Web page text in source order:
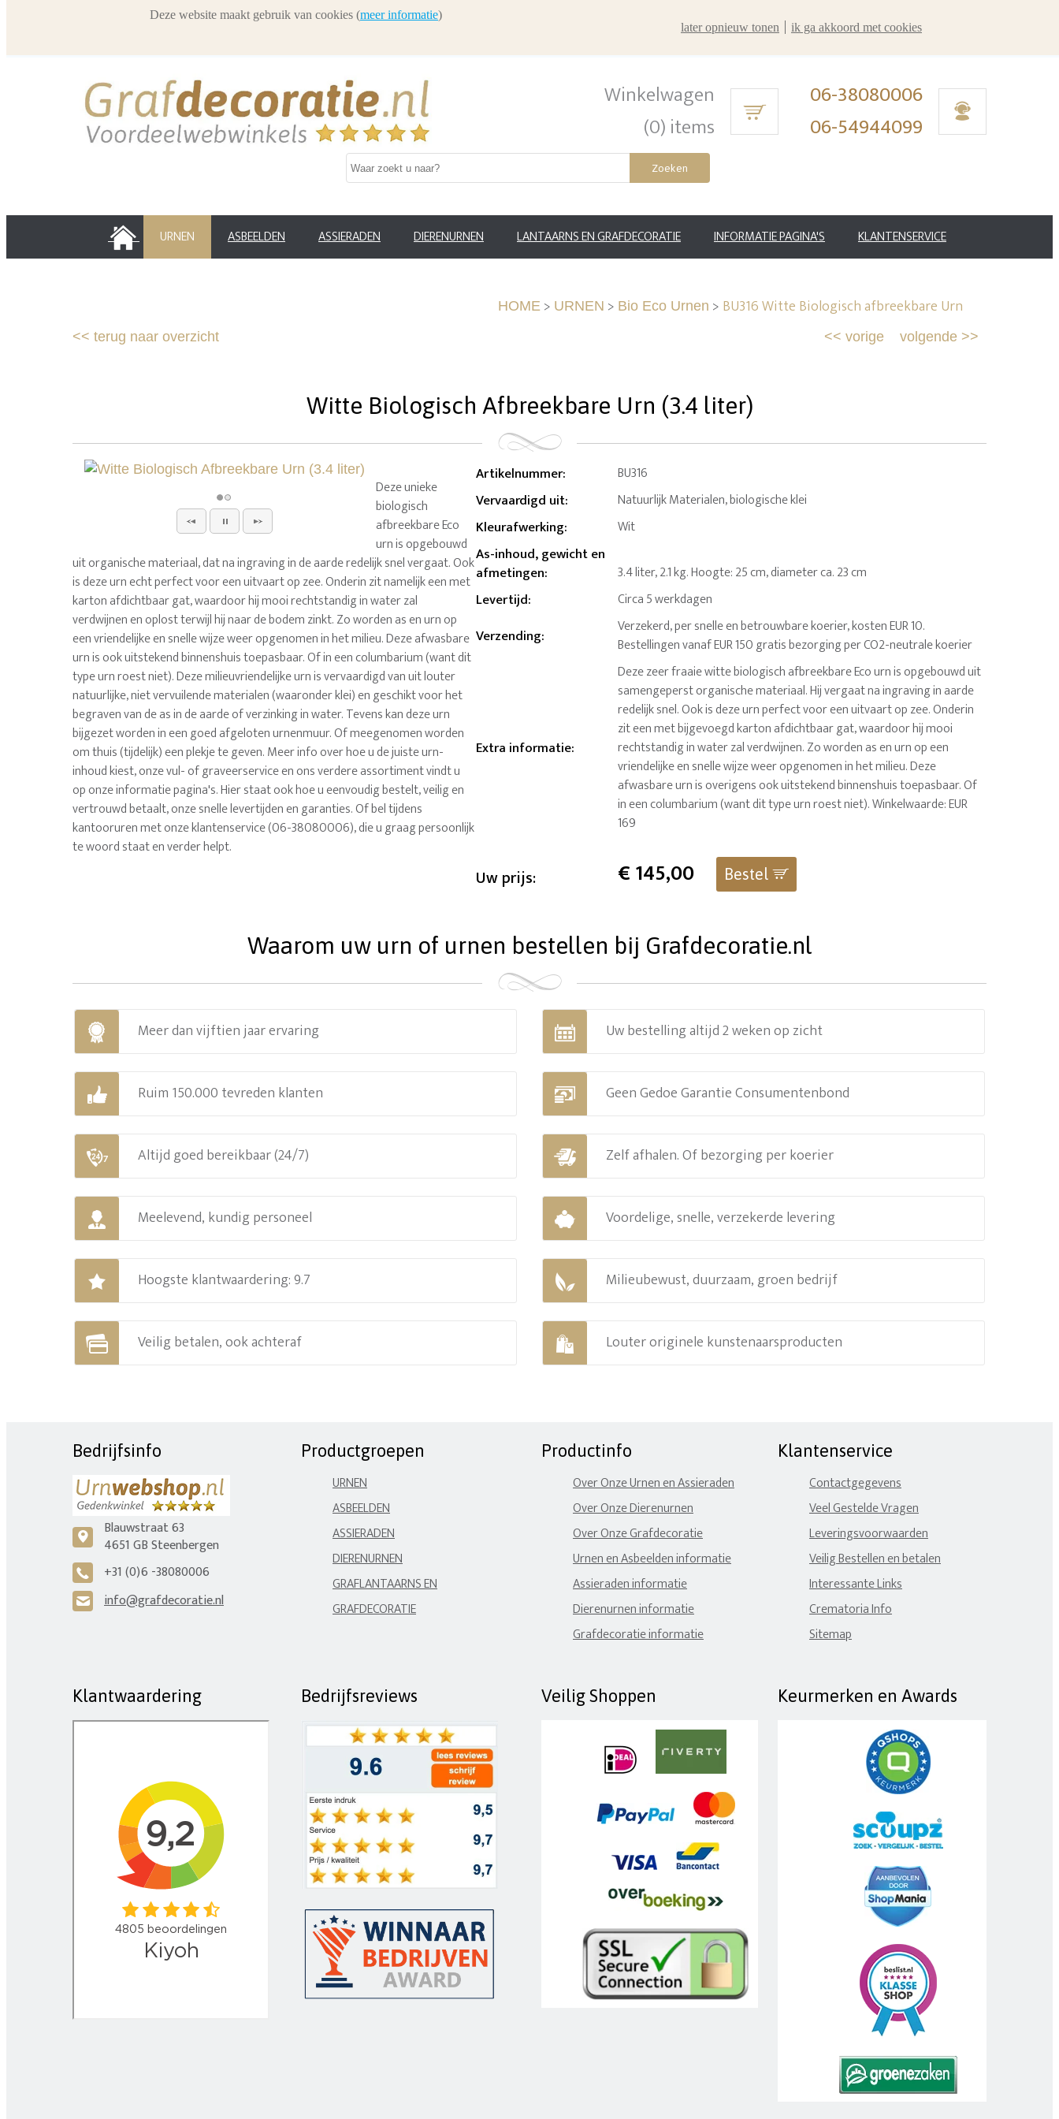
Winkelwagen
(0) items
06-38080006
06-54944099
Zoeken
HOME URNEN ASBEELDEN ASSIERADEN DIERENURNEN LANTAARNS EN GRAFDECORATIE INFORMATIE PAGINA'S KLANTENSERVICE
HOME > URNEN > Bio Eco Urnen > BU316 Witte Biologisch afbreekbare Urn
<< terug naar overzicht volgende >>
<< vorige
Witte Biologisch Afbreekbare Urn (3.4 liter)
Artikelnummer: BU316
Vervaardigd uit: Natuurlijk Materialen, biologische klei
Kleurafwerking: Wit
As-inhoud, gewicht en
afmetingen: 3.4 liter, 2.1 kg. Hoogte: 25 cm, diameter ca. 23 cm
Levertijd: Circa 5 werkdagen
Verzending:
Verzekerd, per snelle en betrouwbare koerier, kosten EUR 10.
Bestellingen vanaf EUR 150 gratis bezorging per CO2-neutrale koerier
Extra informatie:
Deze zeer fraaie witte biologisch afbreekbare Eco urn is opgebouwd uit
samengeperst organische materiaal. Hij vergaat na ingraving in aarde
redelijk snel. Ook is deze urn perfect voor een uitvaart op zee. Onderin
zit een met bijgevoegd karton afdichtbaar gat, waardoor hij mooi
rechtstandig in water zal verdwijnen. Zo worden as en urn op een
vriendelijke en snelle wijze weer opgenomen in het milieu. Deze
afwasbare urn is overigens ook uitstekend binnenshuis toepasbaar. Of
in een columbarium (want dit type urn roest niet). Winkelwaarde: EUR
169
Uw prijs: €145,00 Bestel
Deze unieke
biologisch
afbreekbare Eco
urn is opgebouwd
uit organische materiaal, dat na ingraving in de aarde redelijk snel vergaat. Ook
is deze urn echt perfect voor een uitvaart op zee. Onderin zit namelijk een met
karton afdichtbaar gat, waardoor hij mooi rechtstandig in water zal
verdwijnen en oplost terwijl hij naar de bodem zinkt. Zo worden as en urn op
een vriendelijke en snelle wijze weer opgenomen in het milieu. Deze afwasbare
urn is ook uitstekend binnenshuis toepasbaar. Of in een columbarium (want dit
type urn roest niet). Deze milieuvriendelijke urn is vervaardigd van uit louter
natuurlijke, niet vervuilende materialen (waaronder klei) en geschikt voor het
begraven van de as in de aarde of verzinking in water. Tevens kan deze urn
bijgezet worden in een goed afgeloten urnenmuur. Of meegenomen worden
om thuis (tijdelijk) een plekje te geven. Meer info over hoe u de juiste urn-
inhoud kiest, onze vul- of graveerservice en ons verdere assortiment vindt u
op onze informatie pagina's. Hier staat ook hoe u eenvoudig bestelt, veilig en
vertrouwd betaalt, onze snelle levertijden en garanties. Of bel tijdens
kantooruren met onze klantenservice (06-38080006), die u graag persoonlijk
te woord staat en verder helpt.
Waarom uw urn of urnen bestellen bij Grafdecoratie.nl
Meer dan vijftien jaar ervaring Uw bestelling altijd 2 weken op zicht
Ruim 150.000 tevreden klanten Geen Gedoe Garantie Consumentenbond
Altijd goed bereikbaar (24/7) Zelf afhalen. Of bezorging per koerier
Meelevend, kundig personeel Voordelige, snelle, verzekerde levering
Hoogste klantwaardering: 9.7 Milieubewust, duurzaam, groen bedrijf
Veilig betalen, ook achteraf Louter originele kunstenaarsproducten
Bedrijfsinfo
c
Blauwstraat 63
4651 GB Steenbergen
A +31 (0)6 -38080006
H info@grafdecoratie.nl
Productgroepen
URNEN
ASBEELDEN
ASSIERADEN
DIERENURNEN
GRAFLANTAARNS EN
GRAFDECORATIE
Productinfo
Over Onze Urnen en Assieraden
Over Onze Dierenurnen
Over Onze Grafdecoratie
Urnen en Asbeelden informatie
Assieraden informatie
Dierenurnen informatie
Grafdecoratie informatie
Klantenservice
Contactgegevens
Veel Gestelde Vragen
Leveringsvoorwaarden
Veilig Bestellen en betalen
Interessante Links
Crematoria Info
Sitemap
Klantwaardering Bedrijfsreviews Veilig Shoppen Keurmerken en Awards
Deze website maakt gebruik van cookies (meer informatie)
later opnieuw tonen
ik ga akkoord met cookies